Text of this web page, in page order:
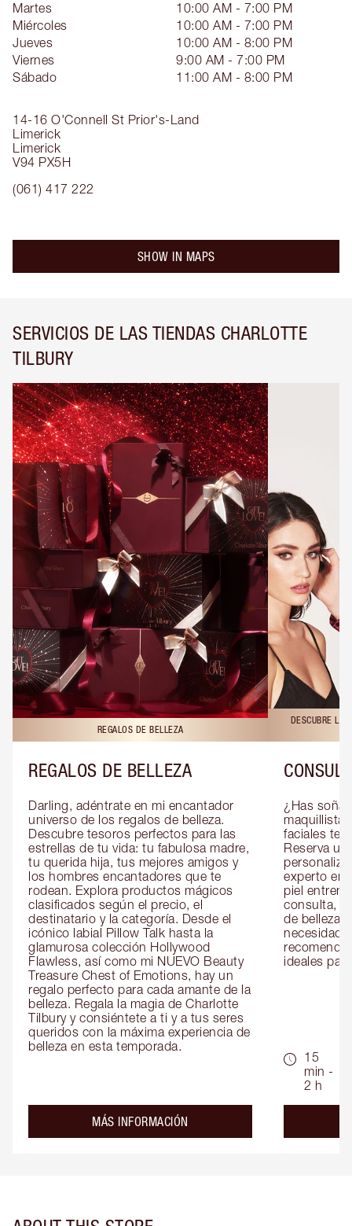
14-16 O'Connell St Prior's-Land
Limerick
Limerick
V94 PX5H
(061) 417 222
Martes
10:00 AM - 7:00 PM
Miércoles
10:00 AM - 7:00 PM
Jueves
10:00 AM - 8:00 PM
Viernes
9:00 AM - 7:00 PM
Sábado
11:00 AM - 8:00 PM
SHOW IN MAPS
SERVICIOS DE LAS TIENDAS CHARLOTTE
TILBURY
REGALOS DE BELLEZA
REGALOS DE BELLEZA
Darling, adéntrate en mi encantador
universo de los regalos de belleza.
Descubre tesoros perfectos para las
estrellas de tu vida: tu fabulosa madre,
tu querida hija, tus mejores amigos y
los hombres encantadores que te
rodean. Explora productos mágicos
clasificados según el precio, el
destinatario y la categoría. Desde el
icónico labial Pillow Talk hasta la
glamurosa colección Hollywood
Flawless, así como mi NUEVO Beauty
Treasure Chest of Emotions, hay un
regalo perfecto para cada amante de la
belleza. Regala la magia de Charlotte
Tilbury y consiéntete a ti y a tus seres
queridos con la máxima experiencia de
belleza en esta temporada.
MÁS INFORMACIÓN
DESCUBRE
¿Has
maquillista
faciales te
Reserva
experto en
piel
consulta,
de belleza
ideales
15
min -
2 h